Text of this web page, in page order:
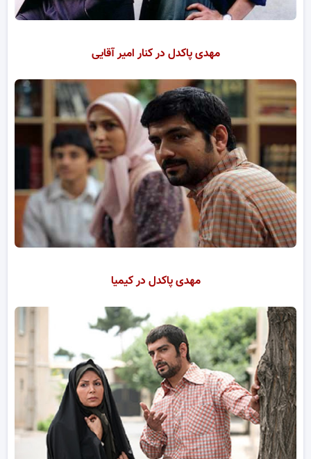
مهدی پاکدل در کنار امیر آقایی
مهدی پاکدل در کیمیا